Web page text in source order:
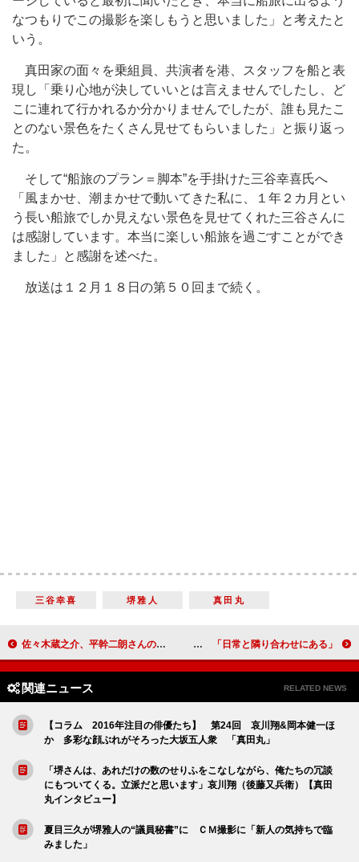
なつもりでこの撮影を楽しもうと思いました」と考えたと
いう。
真田家の面々を乗組員、共演者を港、スタッフを船と表
現し「乗り心地が決していいとは言えませんでしたし、ど
こに連れて行かれるか分かりませんでしたが、誰も見たこ
とのない景色をたくさん見せてもらいました」と振り返っ
た。
そして“船旅のプラン＝脚本”を手掛けた三谷幸喜氏へ
「風まかせ、潮まかせで動いてきた私に、１年２カ月とい
う長い船旅でしか見えない景色を見せてくれた三谷さんに
は感謝しています。本当に楽しい船旅を過ごすことができ
ました」と感謝を述べた。
放送は１２月１８日の第５０回まで続く。
三谷幸喜 堺雅人 真田丸
佐々木蔵之介、平幹二朗さんの思い出を語る 「舞台で『父さん』と呼べるのがうれしかった」 のん、作品を通して“戦争”を実感 「日常と隣り合わせにある」
関連ニュース RELATED NEWS
【コラム 2016年注目の俳優たち】 第24回 哀川翔&岡本健一ほ
か 多彩な顔ぶれがそろった大坂五人衆 「真田丸」
「堺さんは、あれだけの数のせりふをこなしながら、俺たちの冗談
にもついてくる。立派だと思います」哀川翔（後藤又兵衛）【真田
丸インタビュー】
夏目三久が堺雅人の“議員秘書”に ＣＭ撮影に「新人の気持ちで臨
みました」